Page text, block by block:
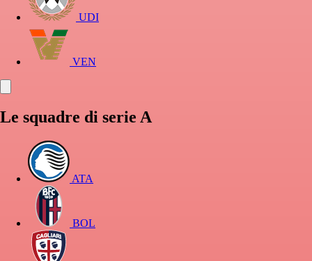
UDI
VEN
Le squadre di serie A
ATA
BOL